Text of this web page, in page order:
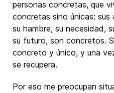
personas concretas, que
concretas sino únicas: sus
su hambre, su necesidad,
su futuro, son concretos.
concreto y único, y una
se recupera.
Por eso me preocupan